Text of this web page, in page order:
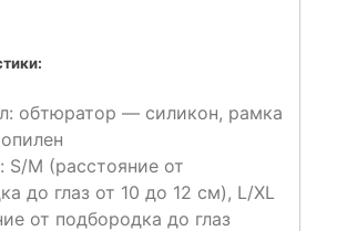
обтюратор — силикон, рамка
S/M (расстояние от
до глаз от 10 до 12 см), L/XL
от подбородка до глаз